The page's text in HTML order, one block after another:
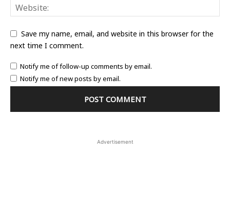
Save my name, email, and website in this browser for the
next time I comment.
Notify me of follow-up comments by email.
Notify me of new posts by email.
Advertisement